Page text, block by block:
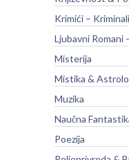
Krimići –
Ljubavni Romani
Misterija
Mistika &
Muzika
Naučna
Poezija